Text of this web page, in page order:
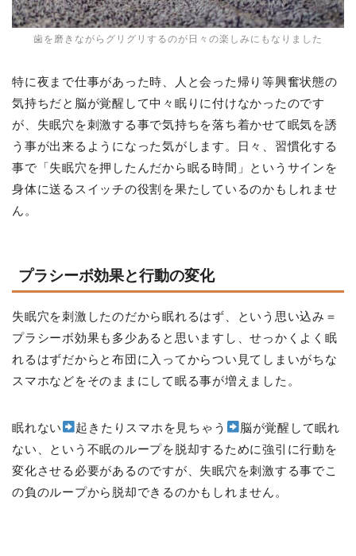
歯を磨きながらグリグリするのが日々の楽しみにもなりました
特に夜まで仕事があった時、人と会った帰り等興奮状態の
気持ちだと脳が覚醒して中々眠りに付けなかったのです
が、失眠穴を刺激する事で気持ちを落ち着かせて眠気を誘
う事が出来るようになった気がします。日々、習慣化する
事で「失眠穴を押したんだから眠る時間」というサインを
身体に送るスイッチの役割を果たしているのかもしれませ
ん。
プラシーボ効果と行動の変化
失眠穴を刺激したのだから眠れるはず、という思い込み＝
プラシーボ効果も多少あると思いますし、せっかくよく眠
れるはずだからと布団に入ってからつい見てしまいがちな
スマホなどをそのままにして眠る事が増えました。
眠れない 起きたりスマホを見ちゃう
脳が覚醒して眠れ
ない、という不眠のループを脱却するために強引に行動を
変化させる必要があるのですが、失眠穴を刺激する事でこ
の負のループから脱却できるのかもしれません。